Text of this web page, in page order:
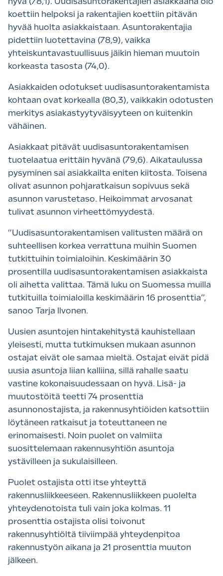
koettiin helpoksi ja rakentajien koettiin pitävän
hyvää huolta asiakkaistaan. Asuntorakentajia
pidettiin luotettavina (78,9), vaikka
yhteiskuntavastuullisuus jäikin hieman muutoin
korkeasta tasosta (74,0).
Asiakkaiden odotukset uudisasuntorakentamista
kohtaan ovat korkealla (80,3), vaikkakin odotusten
merkitys asiakastyytyväisyyteen on kuitenkin
vähäinen.
Asiakkaat pitävät uudisasuntorakentamisen
tuotelaatua erittäin hyvänä (79,6). Aikataulussa
pysyminen sai asiakkailta eniten kiitosta. Toisena
olivat asunnon pohjaratkaisun sopivuus sekä
asunnon varustetaso. Heikoimmat arvosanat
tulivat asunnon virheettömyydestä.
”Uudisasuntorakentamisen valitusten määrä on
suhteellisen korkea verrattuna muihin Suomen
tutkittuihin toimialoihin. Keskimäärin 30
prosentilla uudisasuntorakentamisen asiakkaista
oli aihetta valittaa. Tämä luku on Suomessa muilla
tutkituilla toimialoilla keskimäärin 16 prosenttia”,
sanoo Tarja Ilvonen.
Uusien asuntojen hintakehitystä kauhistellaan
yleisesti, mutta tutkimuksen mukaan asunnon
ostajat eivät ole samaa mieltä. Ostajat eivät pidä
uusia asuntoja liian kalliina, sillä rahalle saatu
vastine kokonaisuudessaan on hyvä. Lisä- ja
muutostöitä teetti 74 prosenttia
asunnonostajista, ja rakennusyhtiöiden katsottiin
löytäneen ratkaisut ja toteuttaneen ne
erinomaisesti. Noin puolet on valmiita
suosittelemaan rakennusyhtiön asuntoja
ystävilleen ja sukulaisilleen.
Puolet ostajista otti itse yhteyttä
rakennusliikkeeseen. Rakennusliikkeen puolelta
yhteydenotoista tuli vain joka kolmas. 11
prosenttia ostajista olisi toivonut
rakennusyhtiöltä tiiviimpää yhteydenpitoa
rakennustyön aikana ja 21 prosenttia muuton
jälkeen.